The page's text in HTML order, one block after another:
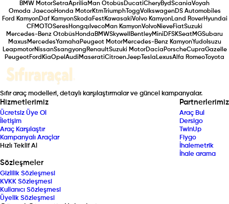
BMW MotorSetraAprilia Man Otobüs DucatiCheryBydScaniaVoyah
Omoda JaecooHonda MotorKtmTriumphToggVolkswagenDS Automobiles
Ford KamyonDaf KamyonSkoda FestKawasakiVolvo KamyonLand RoverHyundai
CFMOTOSeres Hongqı IvecoMan KamyonVolvoNieveFiatSuzuki
Mercedes-Benz Otobüs Honda BMWSkywell BentleyMini DFSKSeatMGSubaru
Maxus MercedesYamaha Peugeot MotorMercedes-Benz KamyonYudoIsuzu
LeapmotorNissanSsangyong RenaultSuzuki MotorDacia PorscheCupraGazelle
PeugeotFord KiaOpel Audi MaseratiCitroenJeep Tesla LexusAlfa Romeo Toyota
Sıfır araç modelleri, detaylı karşılaştırmalar ve güncel kampanyalar.
Hizmetlerimiz
Ücretsiz Üye Ol
İletişim
Araç Karşılaştır
Kampanyalı Araçlar
Hızlı Teklif Al
Partnerlerimiz
Araç Bul
Dersigo
TwinUp
Fiygo
İhalemetrik
İhale arama
Sözleşmeler
Gizlilik Sözleşmesi
KVKK Sözleşmesi
Kullanıcı Sözleşmesi
Üyelik Sözleşmesi